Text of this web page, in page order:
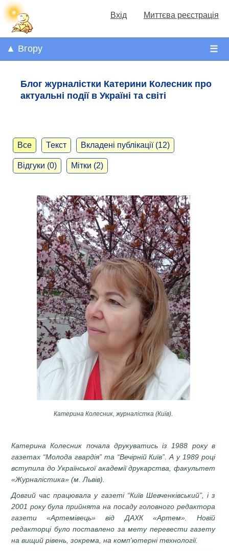
Вхід Миттєва реєстрація
☰
▲ Вгору
Блог журналістки Катерини Колесник про
актуальні події в Україні та світі
Все Текст Вкладені публікації (12)
Відгуки (0) Мітки (2)
Катерина Колесник, журналістка (Київ).
Катерина Колесник почала друкуватись із 1988 року в
газетах “Молода гвардія” та “Вечірній Київ”. А у 1989 році
вступила до Української академії друкарства, факультет
«Журналістика» (м. Львів).
Довгий час працювала у газеті “Київ Шевченківський”, і з
2001 року була прийнята на посаду головного редактора
газети «Артемівець» від ДАХК «Артем». Новій
редакторці було поставлено за метуперевести газету
на вищий рівень, зокрема, на комп'ютерні технології.